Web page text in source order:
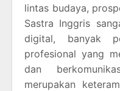
lintas budaya,
Sastra Inggris
digital, banyak
profesional yang
dan
merupakan